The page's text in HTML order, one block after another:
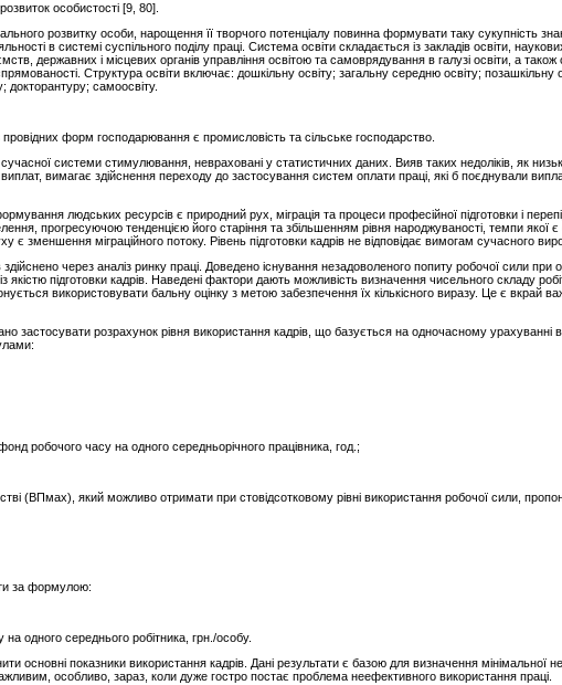
особистості [9, 80].
розвитку особи, нарощення її творчого потенціалу повинна формувати таку сукупність
в системі суспільного поділу праці. Система освіти складається із закладів освіти,
державних і місцевих органів управління освітою та самоврядування в галузі освіти, а також
спрямованості. Структура освіти включає: дошкільну освіту; загальну середню освіту; позашкільну
докторантуру; самоосвіту.
форм господарювання є промисловість та сільське господарство.
системи стимулювання, невраховані у статистичних даних. Вияв таких недоліків, як
вимагає здійснення переходу до застосування систем оплати праці, які б поєднували
людських ресурсів є природний рух, міграція та процеси професійної підготовки і
прогресуючою тенденцією його старіння та збільшенням рівня народжуваності, темпи якої
зменшення міграційного потоку. Рівень підготовки кадрів не відповідає вимогам сучасного
через аналіз ринку праці. Доведено існування незадоволеного попиту робочої сили при
якістю підготовки кадрів. Наведені фактори дають можливість визначення чисельного складу
використовувати бальну оцінку з метою забезпечення їх кількісного виразу. Це є вкрай
застосувати розрахунок рівня використання кадрів, що базується на одночасному урахуванні
робочого часу на одного середньорічного працівника, год.;
(ВПмах), який можливо отримати при стовідсотковому рівні використання робочої сили,
за формулою:
одного середнього робітника, грн./особу.
основні показники використання кадрів. Дані результати є базою для визначення мінімальної
особливо, зараз, коли дуже гостро постає проблема неефективного використання праці.